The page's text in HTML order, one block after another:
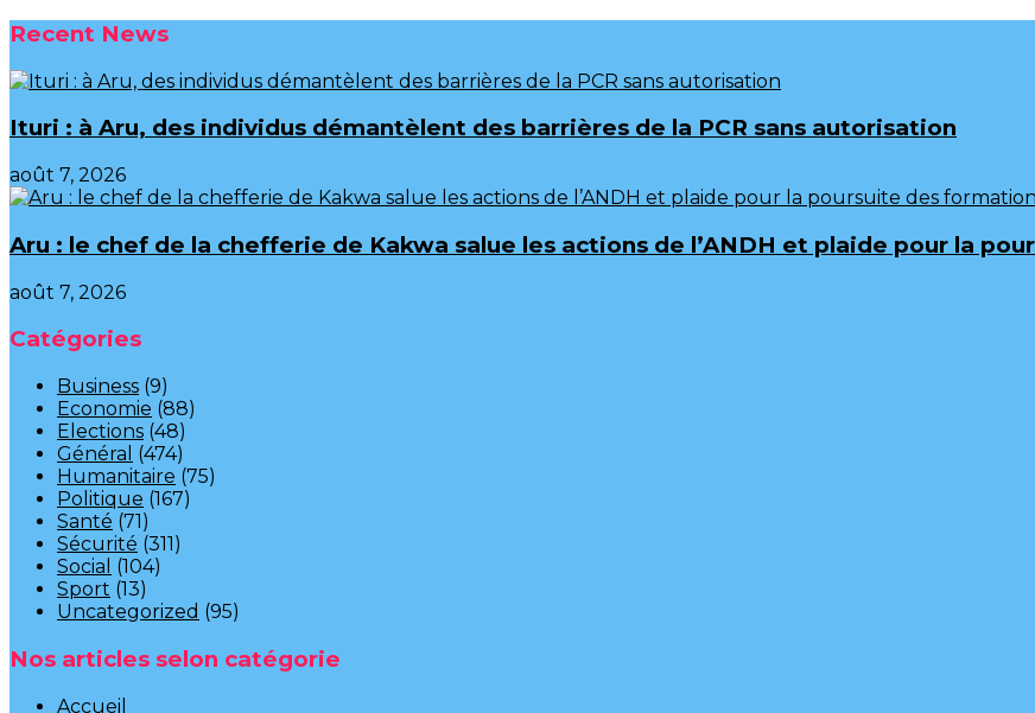
Recent News
Ituri : à Aru, des individus démantèlent des barrières de la PCR sans autorisation
août 7, 2026
Aru : le chef de la chefferie de Kakwa salue les actions de l’ANDH et plaide pour la
août 7, 2026
Catégories
Business (9)
Economie (88)
Elections (48)
Général (474)
Humanitaire (75)
Politique (167)
Santé (71)
Sécurité (311)
Social (104)
Sport (13)
Uncategorized (95)
Nos articles selon catégorie
Accueil